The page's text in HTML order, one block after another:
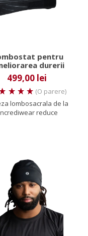
pentru
durerii
Incrediwear
499,00 lei
(O parere)
lombosacrala de la
reduce